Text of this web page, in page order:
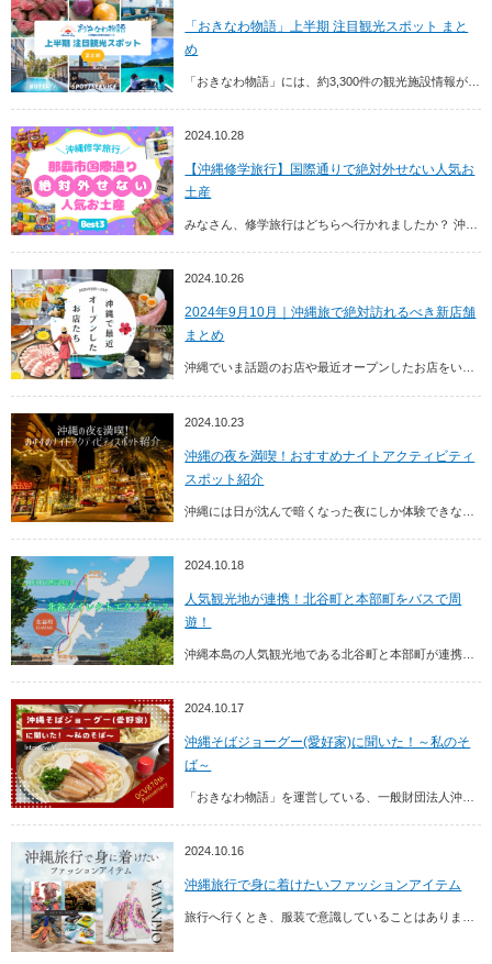
「おきなわ物語」上半期 注目観光スポット まと
め
2024.10.28
【沖縄修学旅行】国際通りで絶対外せない人気お
土産
2024.10.26
2024年9月10月｜沖縄旅で絶対訪れるべき新店舗
まとめ
沖縄でいま話題のお店や最近オープンしたお店をいち早くお届け！ 沖縄観光で近くを訪れた際には、ぜひ立ち寄ってみてはいかがでしょうか？
2024.10.23
沖縄の夜を満喫！おすすめナイトアクティビティ
スポット紹介
2024.10.18
人気観光地が連携！北谷町と本部町をバスで周
遊！
2024.10.17
沖縄そばジョーグー(愛好家)に聞いた！～私のそ
ば～
2024.10.16
沖縄旅行で身に着けたいファッションアイテム